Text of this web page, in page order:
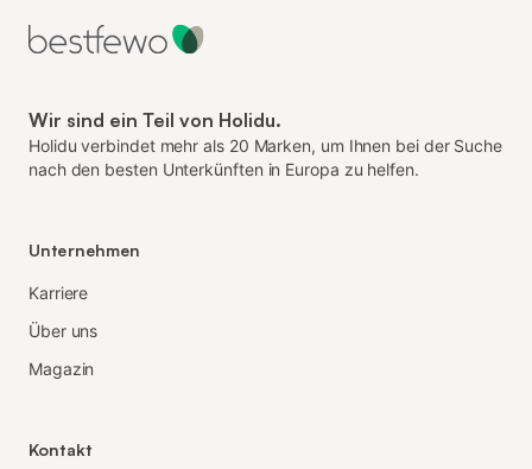
Wir sind ein Teil von Holidu.
Holidu verbindet mehr als 20 Marken, um Ihnen bei der Suche
nach den besten Unterkünften in Europa zu helfen.
Unternehmen
Karriere
Über uns
Magazin
Kontakt